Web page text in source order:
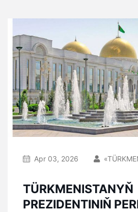
Apr 03, 2026
TÜRKMENISTANYŇ
PREZIDENTINIŇ